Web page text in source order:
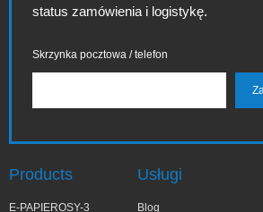
status zamówienia i logistykę.
Skrzynka pocztowa / telefon
Products
E-PAPIEROSY-3
Usługi
Blog